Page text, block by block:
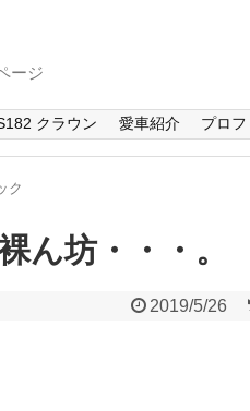
ージ
クラウン 愛車紹介 プロ
ク
ん坊・・・。
2019/5/26